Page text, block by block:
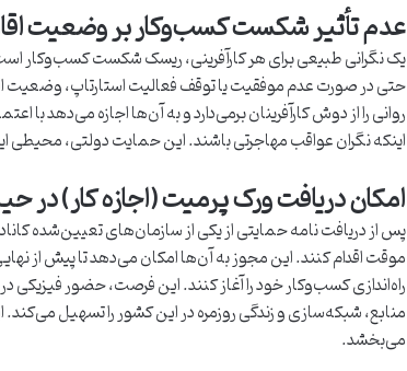
عدم تأثیر شکست کسب‌وکار بر وضعیت
یک نگرانی طبیعی برای هر کارآفرینی، ریسک شکست کسب‌وکار است.
حتی در صورت عدم موفقیت یا توقف فعالیت استارتاپ، وضعیت
روانی را از دوش کارآفرینان برمی‌دارد و به آن‌ها اجازه می‌دهد
اینکه نگران عواقب مهاجرتی باشند. این حمایت دولتی، محیطی
امکان دریافت ورک پرمیت (اجازه کار) در
پس از دریافت نامه حمایتی از یکی از سازمان‌های تعیین‌شده
موقت اقدام کنند. این مجوز به آن‌ها امکان می‌دهد تا پیش از
راه‌اندازی کسب‌وکار خود را آغاز کنند. این فرصت، حضور فیزیکی
منابع، شبکه‌سازی و زندگی روزمره در این کشور را تسهیل
می‌بخشد.